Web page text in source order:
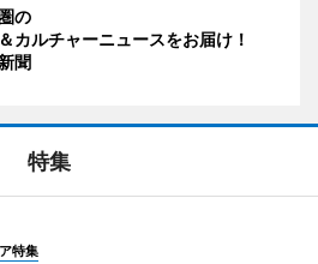
の
カルチャーニュースをお届け！
聞
特集
特集